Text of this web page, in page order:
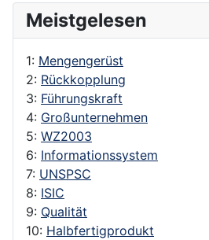
Meistgelesen
1: Mengengerüst
2: Rückkopplung
3: Führungskraft
4: Großunternehmen
5: WZ2003
6: Informationssystem
7: UNSPSC
8: ISIC
9: Qualität
10: Halbfertigprodukt